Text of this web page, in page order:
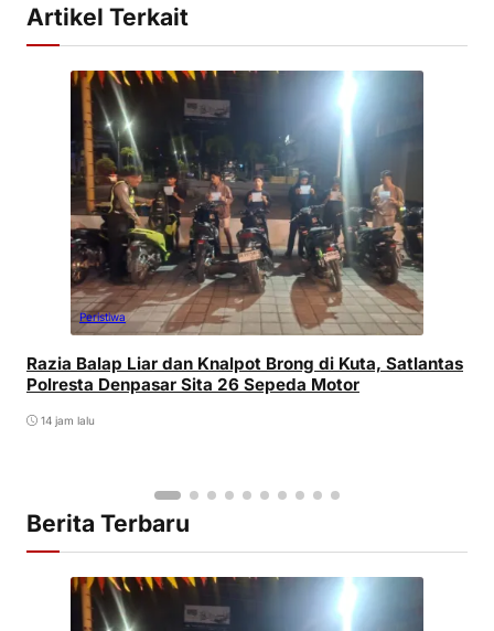
Artikel Terkait
Peristiwa
Razia Balap Liar dan Knalpot Brong di Kuta, Satlantas
Polresta Denpasar Sita 26 Sepeda Motor
14 jam lalu
Berita Terbaru